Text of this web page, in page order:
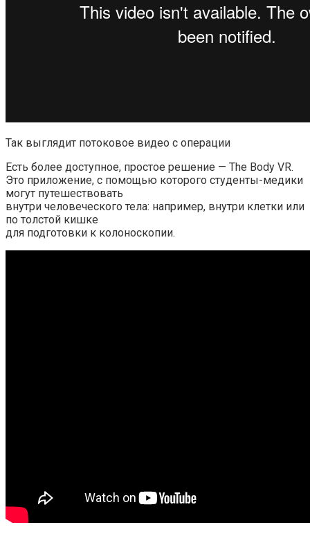
Так выглядит потоковое видео с операции
Есть более доступное, простое решение — The Body VR.
Это приложение, с помощью которого студенты-медики
могут путешествовать
внутри человеческого тела: например, внутри клетки или
по толстой кишке
для подготовки к колоноскопии.